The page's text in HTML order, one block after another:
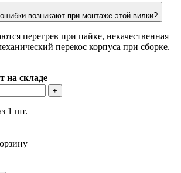
возникают при монтаже этой вилки?
перегрев при пайке, некачественная
перекос корпуса при сборке.
на складе
+
1 шт.